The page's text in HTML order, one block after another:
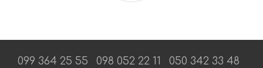
099 364 25 55 098 052 22 11 050 342 33 48